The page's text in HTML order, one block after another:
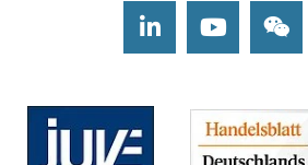
LinkedInYoutube